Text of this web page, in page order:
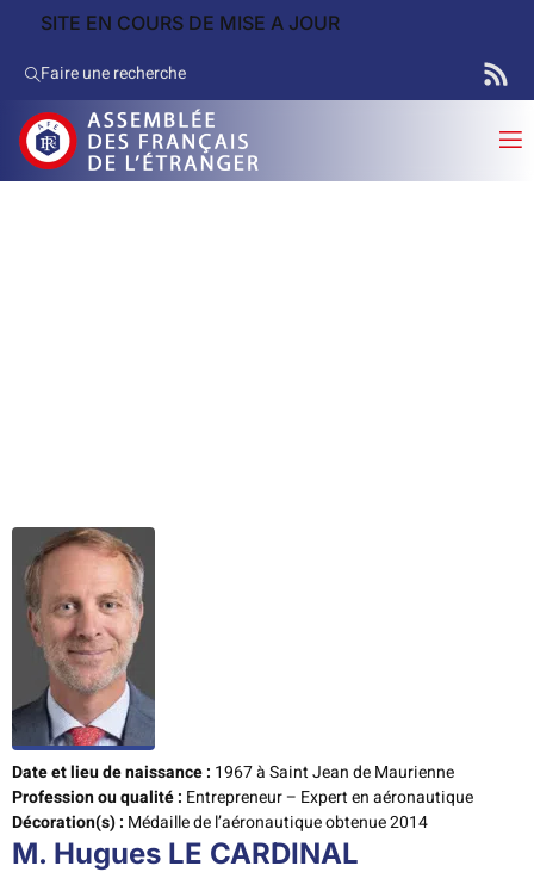
SITE EN COURS DE MISE A JOUR
Faire une recherche
Date et lieu de naissance : 1967 à Saint Jean de Maurienne
Profession ou qualité : Entrepreneur – Expert en aéronautique
Décoration(s) : Médaille de l’aéronautique obtenue 2014
M. Hugues LE CARDINAL